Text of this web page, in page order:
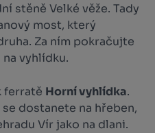
stěně Velké věže. Tady
most, který
Za ním pokračujte
vyhlídku.
ferratě Horní vyhlídka.
dostanete na hřeben,
Vír jako na dlani.